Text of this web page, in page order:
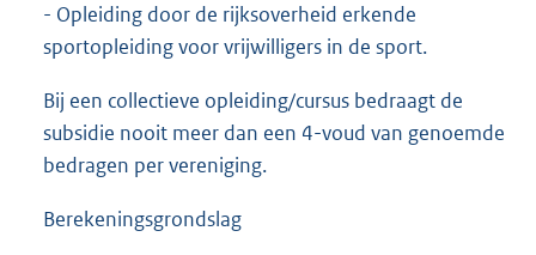
- Opleiding door de rijksoverheid erkende
sportopleiding voor vrijwilligers in de sport.
Bij een collectieve opleiding/cursus bedraagt de
subsidie nooit meer dan een 4-voud van genoemde
bedragen per vereniging.
Berekeningsgrondslag